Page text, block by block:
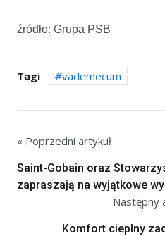
źródło: Grupa PSB
Tagi vademecum
« Poprzedni artykuł
Saint-Gobain oraz
zapraszają na wyjątkowe
Następny
Komfort cieplny